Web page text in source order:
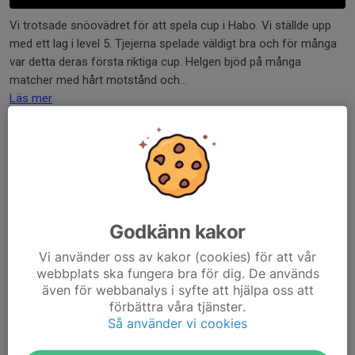
Vi trotsade snöovädret för att spela cup i Habo. Vi ställde upp
med ett lag i level 5. Tjejerna spelade väldigt bra och för många
var detta deras första riktiga cup. Helgen bjöd på många
matcher med hårt motstånd och...
Läs mer
0 kommentarer
Nu börjar vi med volleybollen igen.
Ta gärna med er kompisar som vill prova på så ses vi på
måndag.
Tränarna
Läs mer
Örebro Challenge 2025
Godkänn kakor
Vi använder oss av kakor (cookies) för att vår
webbplats ska fungera bra för dig. De används
även för webbanalys i syfte att hjälpa oss att
förbättra våra tjänster.
Så använder vi cookies